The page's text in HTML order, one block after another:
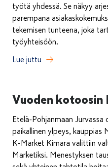
työtä yhdessä. Se näkyy
parempana
tekemisen tunteena, joka
työyhteisöön.
Lue juttu
Vuoden
Etelä-Pohjanmaan
paikallinen ylpeys, kauppias
K-Market Kimara valittiin
Marketiksi. Menestyksen